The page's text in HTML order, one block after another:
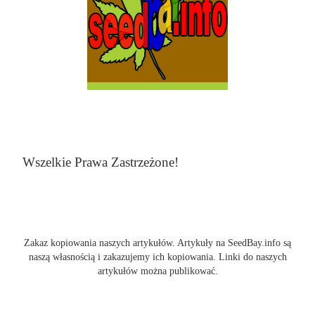
Wszelkie Prawa Zastrzeżone!
Zakaz kopiowania naszych artykułów. Artykuły na SeedBay.info są
naszą własnością i zakazujemy ich kopiowania. Linki do naszych
artykułów można publikować.